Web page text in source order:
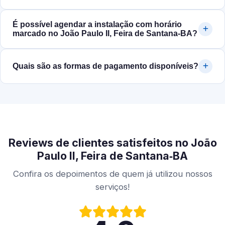
É possível agendar a instalação com horário
marcado no João Paulo II, Feira de Santana‑BA?
Quais são as formas de pagamento disponíveis?
Reviews de clientes satisfeitos no João
Paulo II, Feira de Santana‑BA
Confira os depoimentos de quem já utilizou nossos
serviços!